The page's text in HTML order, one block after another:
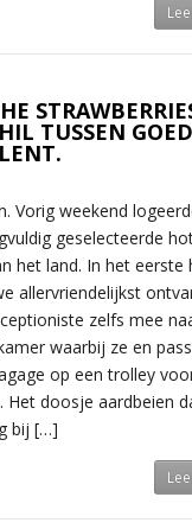
TUSSEN
Vorig weekend
geselecteerde
het land. In het eerste
allervriendelijkst
zelfs mee
waarbij ze en
op een trolley
Het doosje aardbeien
bij […]